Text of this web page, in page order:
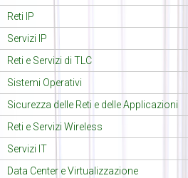
Reti IP
Servizi IP
Reti e Servizi di TLC
Sistemi Operativi
Sicurezza delle Reti e delle Applicazioni
Reti e Servizi Wireless
Servizi IT
Data Center e Virtualizzazione